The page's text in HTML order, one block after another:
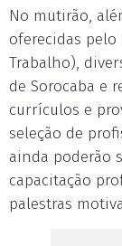
No mutirão,
oferecidas pelo
Trabalho),
de Sorocaba e
currículos e
seleção de
ainda poderão
capacitação
palestras